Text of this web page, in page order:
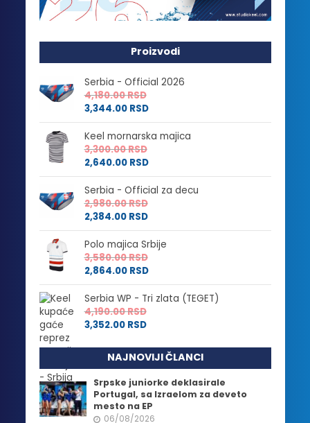
Proizvodi
Serbia - Official 2026
4,180.00RSD
3,344.00 RSD
Keel mornarska majica
3,300.00RSD
2,640.00 RSD
Serbia - Official za decu
2,980.00RSD
2,384.00 RSD
Polo majica Srbije
3,580.00RSD
2,864.00 RSD
Serbia WP - Tri zlata (TEGET)
4,190.00RSD
3,352.00 RSD
NAJNOVIJI ČLANCI
Srpske juniorke deklasirale
Portugal, sa Izraelom za deveto
mesto na EP
06/08/2026